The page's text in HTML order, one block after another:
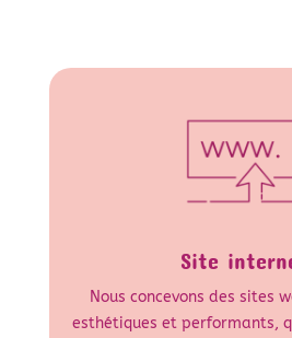
Site
Nous concevons des sites
esthétiques et performants,